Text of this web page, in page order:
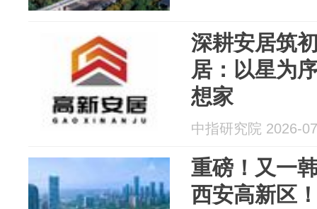
深耕安居筑
居：以星为
想家
中指研究院 2026-
重磅！又一
西安高新区